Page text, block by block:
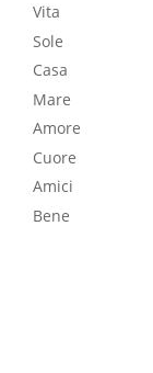
Vita
Sole
Casa
Mare
Amore
Cuore
Amici
Bene